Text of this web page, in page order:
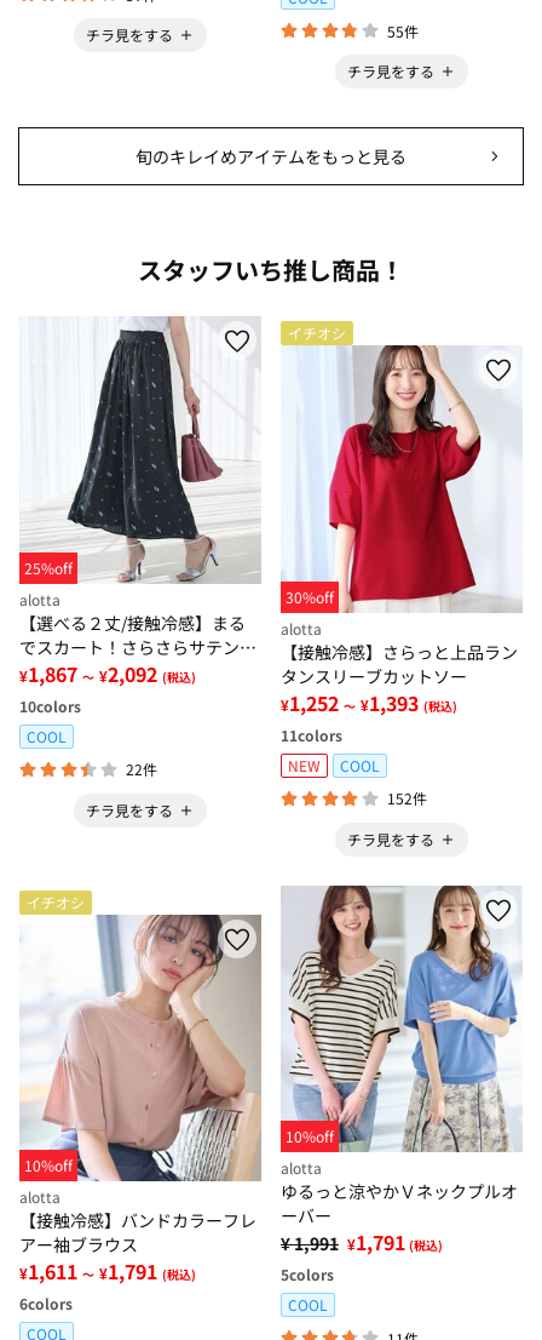
チラ見をする
55件
チラ見をする
旬のキレイめアイテムをもっと見る
スタッフいち推し商品！
25%off
alotta
【選べる２丈/接触冷感】まる
でスカート！さらさらサテン素
材スカーチョパンツ
¥1,867 ～ ¥2,092 (税込)
10colors
COOL
22件
チラ見をする
イチオシ
30%off
alotta
【接触冷感】さらっと上品ラン
タンスリーブカットソー
¥1,252 ～ ¥1,393 (税込)
11colors
NEW
COOL
152件
チラ見をする
イチオシ
10%off
alotta
【接触冷感】バンドカラーフレ
アー袖ブラウス
¥1,611 ～ ¥1,791 (税込)
6colors
COOL
10%off
alotta
ゆるっと涼やかＶネックプルオ
ーバー
¥ 1,991 ¥1,791 (税込)
5colors
COOL